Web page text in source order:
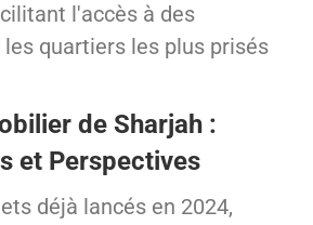
l'accès à des
quartiers les plus prisés
de Sharjah :
et Perspectives
déjà lancés en 2024,